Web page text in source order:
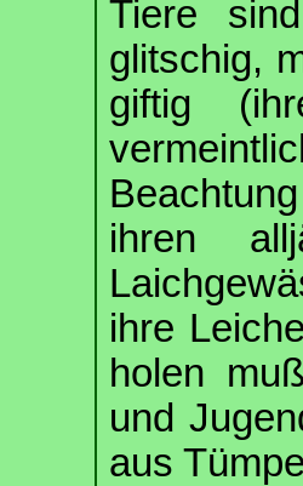
Tiere
glitschig,
giftig
ihren
ihre
holen
und
aus